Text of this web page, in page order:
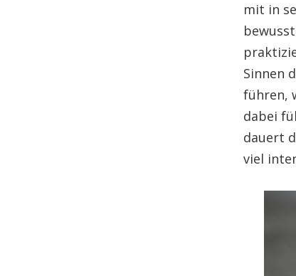
mit in
Sinnen
führen,
dabei
dauert
viel